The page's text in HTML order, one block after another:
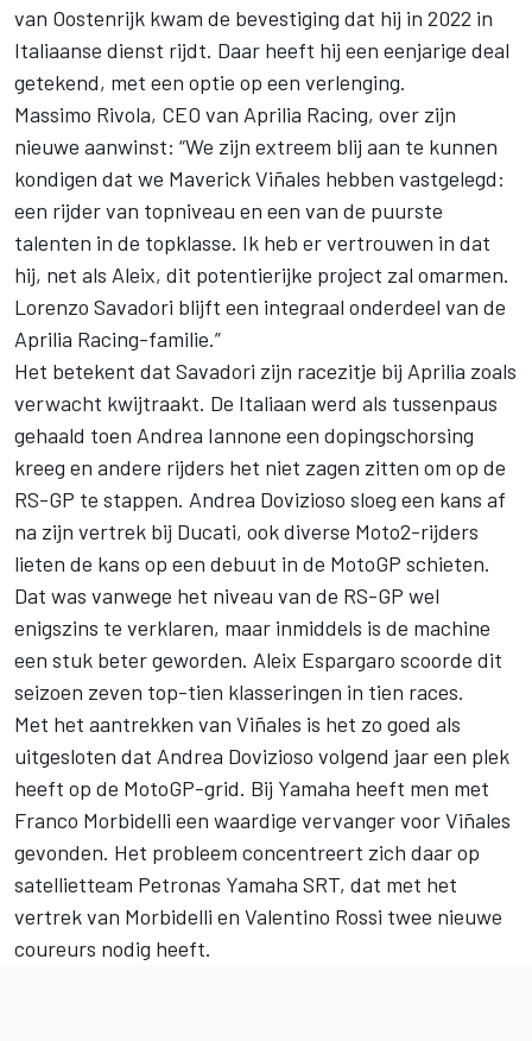
van Oostenrijk kwam de bevestiging dat hij in 2022 in
Italiaanse dienst rijdt. Daar heeft hij een eenjarige deal
getekend, met een optie op een verlenging.
Massimo Rivola, CEO van Aprilia Racing, over zijn
nieuwe aanwinst: “We zijn extreem blij aan te kunnen
kondigen dat we Maverick Viñales hebben vastgelegd:
een rijder van topniveau en een van de puurste
talenten in de topklasse. Ik heb er vertrouwen in dat
hij, net als Aleix, dit potentierijke project zal omarmen.
Lorenzo Savadori blijft een integraal onderdeel van de
Aprilia Racing-familie.”
Het betekent dat Savadori zijn racezitje bij Aprilia zoals
verwacht kwijtraakt. De Italiaan werd als tussenpaus
gehaald toen Andrea Iannone een dopingschorsing
kreeg en andere rijders het niet zagen zitten om op de
RS-GP te stappen. Andrea Dovizioso sloeg een kans af
na zijn vertrek bij Ducati, ook diverse Moto2-rijders
lieten de kans op een debuut in de MotoGP schieten.
Dat was vanwege het niveau van de RS-GP wel
enigszins te verklaren, maar inmiddels is de machine
een stuk beter geworden. Aleix Espargaro scoorde dit
seizoen zeven top-tien klasseringen in tien races.
Met het aantrekken van Viñales is het zo goed als
uitgesloten dat Andrea Dovizioso volgend jaar een plek
heeft op de MotoGP-grid. Bij Yamaha heeft men met
Franco Morbidelli een waardige vervanger voor Viñales
gevonden. Het probleem concentreert zich daar op
satellietteam Petronas Yamaha SRT, dat met het
vertrek van Morbidelli en Valentino Rossi twee nieuwe
coureurs nodig heeft.